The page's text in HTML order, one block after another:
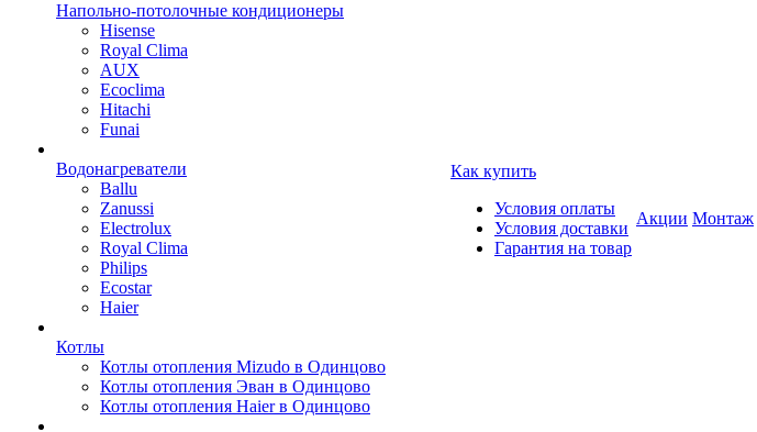
Напольно-потолочные кондиционеры
Hisense
Royal Clima
AUX
Ecoclima
Hitachi
Funai
Водонагреватели
Ballu
Zanussi
Electrolux
Royal Clima
Philips
Ecostar
Haier
Котлы
Котлы отопления Mizudo в Одинцово
Котлы отопления Эван в Одинцово
Котлы отопления Haier в Одинцово
Как купить
Условия оплаты
Условия доставки
Гарантия на товар
Акции Монтаж